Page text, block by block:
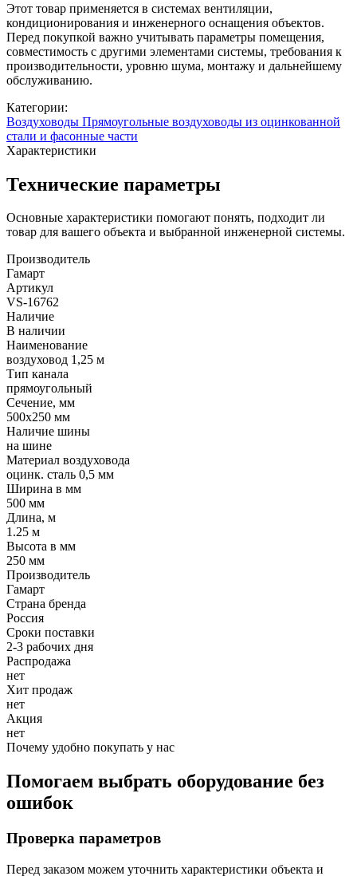
Этот товар применяется в системах вентиляции,
кондиционирования и инженерного оснащения объектов.
Перед покупкой важно учитывать параметры помещения,
совместимость с другими элементами системы, требования к
производительности, уровню шума, монтажу и дальнейшему
обслуживанию.
Категории:
Воздуховоды Прямоугольные воздуховоды из оцинкованной
стали и фасонные части
Характеристики
Технические параметры
Основные характеристики помогают понять, подходит ли
товар для вашего объекта и выбранной инженерной системы.
Производитель
Гамарт
Артикул
VS-16762
Наличие
В наличии
Наименование
воздуховод 1,25 м
Тип канала
прямоугольный
Сечение, мм
500x250 мм
Наличие шины
на шине
Материал воздуховода
оцинк. сталь 0,5 мм
Ширина в мм
500 мм
Длина, м
1.25 м
Высота в мм
250 мм
Производитель
Гамарт
Страна бренда
Россия
Сроки поставки
2-3 рабочих дня
Распродажа
нет
Хит продаж
нет
Акция
нет
Почему удобно покупать у нас
Помогаем выбрать оборудование без
ошибок
Проверка параметров
Перед заказом можем уточнить характеристики объекта и